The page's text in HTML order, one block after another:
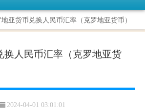
亚货币兑换人民币汇率（克罗地亚货币）
换人民币汇率（克罗地亚货
2024-04-01 03:01:01